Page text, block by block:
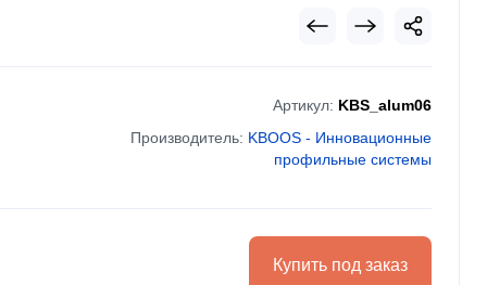
Артикул: KBS_alum06
Производитель: KBOOS - Инновационные
профильные системы
Купить под заказ